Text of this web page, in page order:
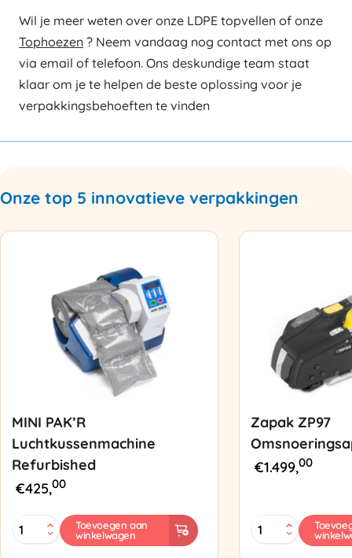
Wil je meer weten over onze LDPE topvellen of onze
Tophoezen ? Neem vandaag nog contact met ons op
via email of telefoon. Ons deskundige team staat
klaar om je te helpen de beste oplossing voor je
verpakkingsbehoeften te vinden
Onze top 5 innovatieve verpakkingen
MINI PAK’R
Luchtkussenmachine
Refurbished
€425,00
MINI
PAK'R
Toevoegen aan
winkelwagen
Zapak ZP97
€1.499,00
Zapak
ZP97